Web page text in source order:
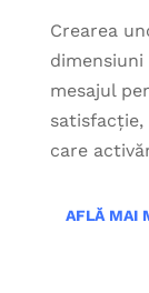
Crearea
mesajul
care
AFLĂ MAI